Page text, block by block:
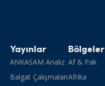
Yayınlar
ANKASAM Analiz
Balgat Çalışmaları
Bölgeler
Af & Pak
Afrika